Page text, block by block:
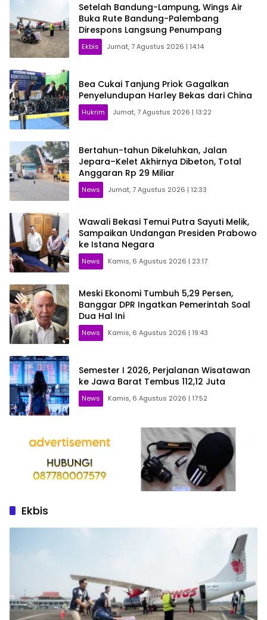
Setelah Bandung-Lampung, Wings Air
Buka Rute Bandung-Palembang
Direspons Langsung Penumpang
Ekbis Jumat, 7 Agustus 2026 | 14:14
Bea Cukai Tanjung Priok Gagalkan
Penyelundupan Harley Bekas dari China
Hukrim Jumat, 7 Agustus 2026 | 13:22
Bertahun-tahun Dikeluhkan, Jalan
Jepara–Kelet Akhirnya Dibeton, Total
Anggaran Rp 29 Miliar
News Jumat, 7 Agustus 2026 | 12:33
Wawali Bekasi Temui Putra Sayuti Melik,
Sampaikan Undangan Presiden Prabowo
ke Istana Negara
News Kamis, 6 Agustus 2026 | 23:17
Meski Ekonomi Tumbuh 5,29 Persen,
Banggar DPR Ingatkan Pemerintah Soal
Dua Hal Ini
News Kamis, 6 Agustus 2026 | 19:43
Semester I 2026, Perjalanan Wisatawan
ke Jawa Barat Tembus 112,12 Juta
News Kamis, 6 Agustus 2026 | 17:52
Ekbis